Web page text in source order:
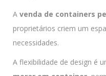
A venda de containers
proprietários criem um
necessidades.
A flexibilidade de design é